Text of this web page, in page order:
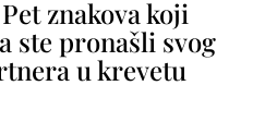
znakova koji
ste pronašli svog
u krevetu